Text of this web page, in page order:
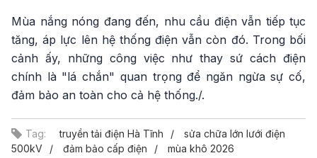
Mùa nắng nóng đang đến, nhu cầu điện vẫn tiếp tục
tăng, áp lực lên hệ thống điện vẫn còn đó. Trong bối
cảnh ấy, những công việc như thay sứ cách điện
chính là "lá chắn" quan trọng để ngăn ngừa sự cố,
đảm bảo an toàn cho cả hệ thống./.
Tag: truyền tải điện Hà Tĩnh
sửa chữa lớn lưới điện
500kV
đảm bảo cấp điện mùa khô 2026